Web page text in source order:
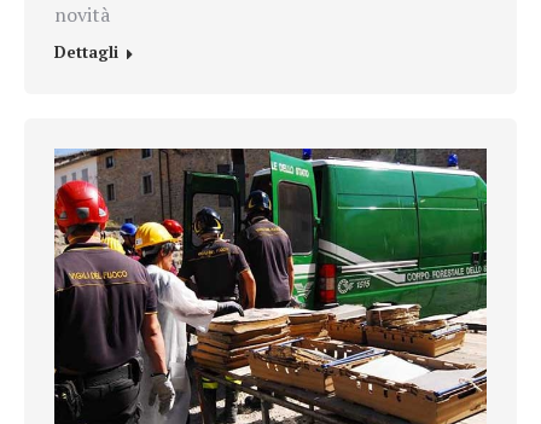
novità
Dettagli